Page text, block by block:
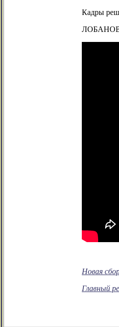
Кадры
Новая
Главный